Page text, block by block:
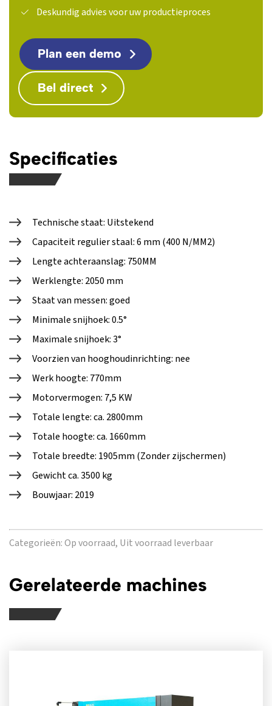
Deskundig advies voor uw productieproces
Plan een demo
Bel direct
Specificaties
Technische staat: Uitstekend
Capaciteit regulier staal: 6 mm (400 N/MM2)
Lengte achteraanslag: 750MM
Werklengte: 2050 mm
Staat van messen: goed
Minimale snijhoek: 0.5°
Maximale snijhoek: 3°
Voorzien van hooghoudinrichting: nee
Werk hoogte: 770mm
Motorvermogen: 7,5 KW
Totale lengte: ca. 2800mm
Totale hoogte: ca. 1660mm
Totale breedte: 1905mm (Zonder zijschermen)
Gewicht ca. 3500 kg
Bouwjaar: 2019
Categorieën:Op voorraad, Uit voorraad leverbaar
Gerelateerde machines